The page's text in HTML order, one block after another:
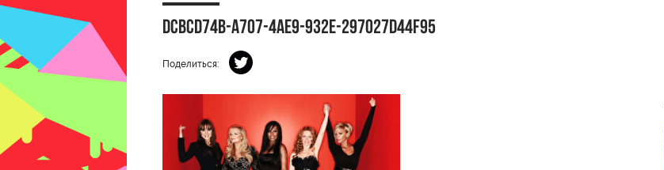
DCBCD74B-A707-4AE9-932E-297027D44F95
Поделиться: